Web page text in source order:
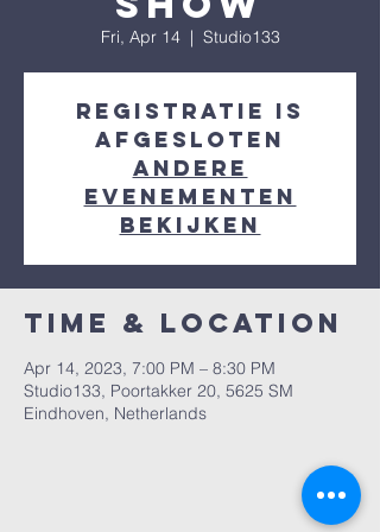
Fri, Apr 14
  |
Studio133
Registratie is
afgesloten
Andere
evenementen
bekijken
Time & Location
Apr 14, 2023, 7:00 PM – 8:30 PM
Studio133, Poortakker 20, 5625 SM
Eindhoven, Netherlands